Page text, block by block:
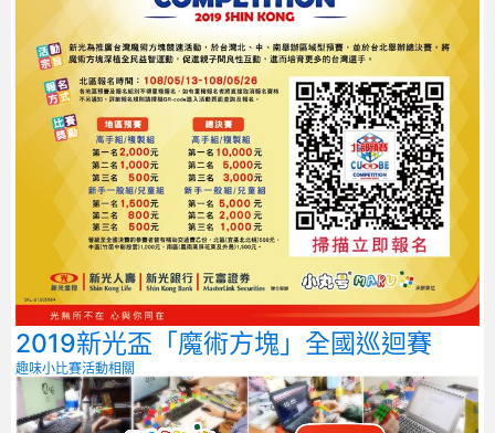
2019新光盃「魔術方塊」全國巡迴賽
趣味小比賽活動相關